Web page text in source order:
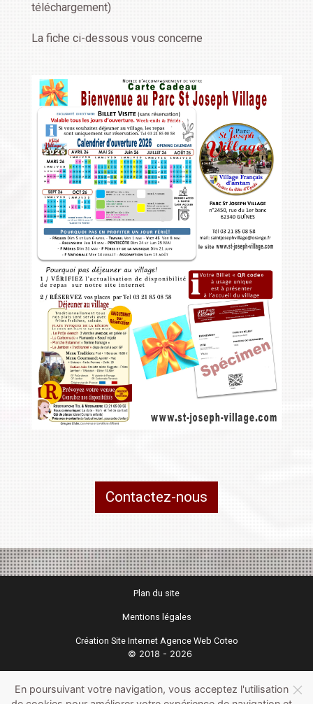
téléchargement)
La fiche ci-dessous vous concerne
Contactez-nous
Plan du site
Mentions légales
Création Site Internet Agence Web Coteo
© 2018 - 2026
En poursuivant votre navigation, vous acceptez l'utilisation